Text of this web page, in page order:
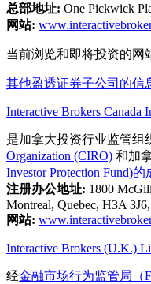
总部地址: One Pickwick
网站:
当前浏览和即将投资的网
其他盈透证券子公司的信
Interactive Brokers Canada
是加拿大投资行业监管组
Organization (CIRO) 和加
Investor Protection Fund)的
注册办公地址: 1800
Montreal, Quebec, H3A 3J6,
网站:
Interactive Brokers (U.K.)
经金融市场行为监管局（